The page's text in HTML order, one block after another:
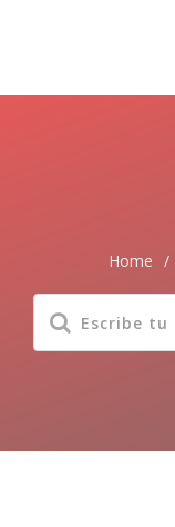
Home /